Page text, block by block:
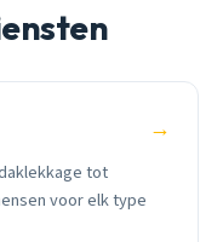
→
tot
voor elk type